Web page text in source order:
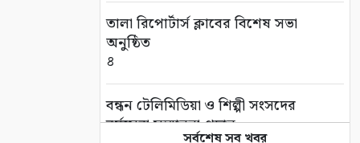
‎তালা রিপোর্টার্স ক্লাবের বিশেষ সভা
অনুষ্ঠিত
৪
বন্ধন টেলিমিডিয়া ও শিল্পী সংসদের
বর্ষসেরা সম্মাননা প্রদান
সর্বশেষ সব খবর